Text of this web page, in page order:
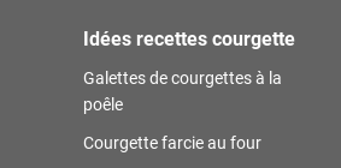
Idées recettes courgette
Galettes de courgettes à la
poêle
Courgette farcie au four